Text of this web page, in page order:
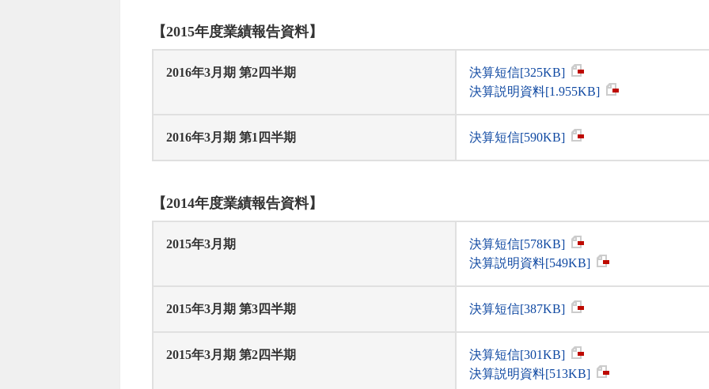
【2015年度業績報告資料】
2016年3月期 第2四半期
決算短信[325KB]
決算説明資料[1.955KB]
2016年3月期 第1四半期 決算短信[590KB]
【2014年度業績報告資料】
2015年3月期
決算短信[578KB]
決算説明資料[549KB]
2015年3月期 第3四半期 決算短信[387KB]
2015年3月期 第2四半期
決算短信[301KB]
決算説明資料[513KB]